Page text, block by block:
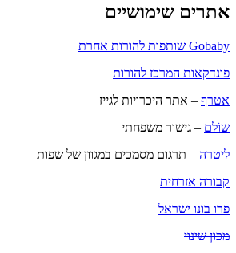
אתרים שימושיים
Gobaby שותפות להורות אחרת
פונדקאות המרכז להורות
אטרף – אתר היכרויות לגייז
שוֹלם – גישור משפחתי
ליטרה – תרגום מסמכים במגוון של שפות
קבורה אזרחית
פרו בונו ישראל
מכון שינוי